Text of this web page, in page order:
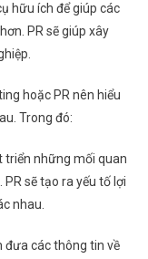
hữu ích để giúp các
PR sẽ giúp xây
hoặc PR nên hiểu
Trong đó:
triển những mối quan
sẽ tạo ra yếu tố lợi
nhau.
đưa các thông tin về